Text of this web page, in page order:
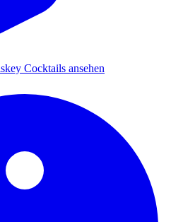
Cocktails ansehen